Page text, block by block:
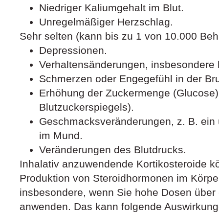
Niedriger Kaliumgehalt im Blut.
Unregelmäßiger Herzschlag.
Sehr selten (kann bis zu 1 von 10.000
Depressionen.
Verhaltensänderungen, insbesondere
Schmerzen oder Engegefühl in der
Erhöhung der Zuckermenge
Blutzuckerspiegels).
Geschmacksveränderungen, z. B.
im Mund.
Veränderungen des Blutdrucks.
Inhalativ anzuwendende Kortikosteroide
Produktion von Steroidhormonen im
insbesondere, wenn Sie hohe Dosen
anwenden. Das kann folgende